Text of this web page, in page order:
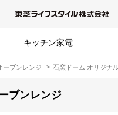
キッチン家電
ーブンレンジ 石窯ドーム オリジナ
ブンレンジ